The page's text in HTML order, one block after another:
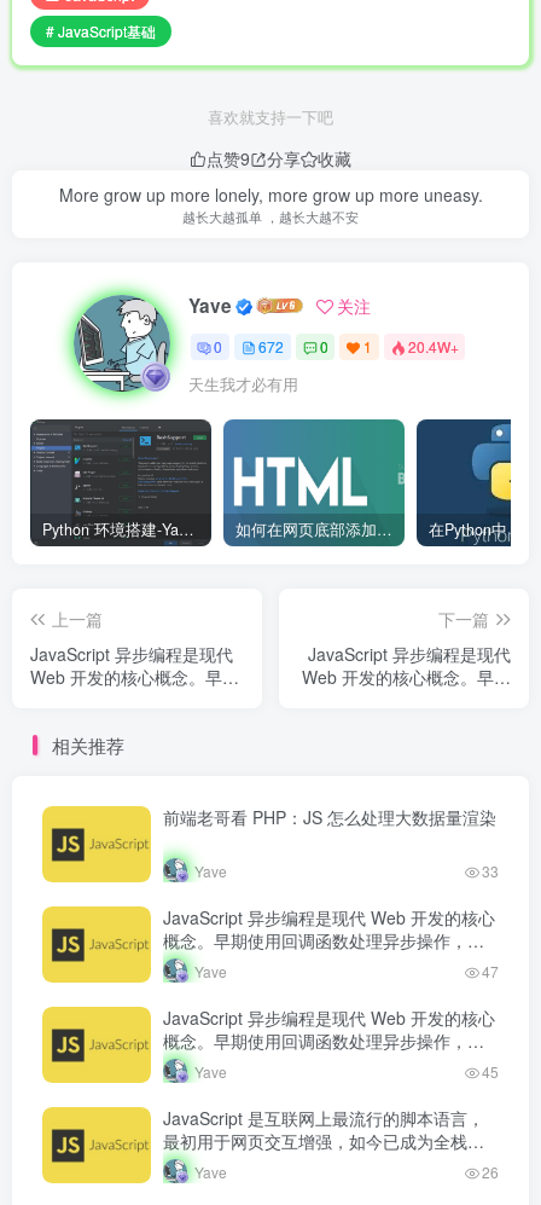
# JavaScript基础
喜欢就支持一下吧
点赞9 分享
收藏
More grow up more lonely, more grow up more uneasy.
越长大越孤单 ，越长大越不安
Yave 关注
0 672 0 1 20.4W+
天生我才必有用
Python 环境搭建-Yave520-专业开发者社区 如何在网页底部添加版权信息？
上一篇
JavaScript 异步编程是现代
Web 开发的核心概念。早期
Promise 的出现改善了异步
下一篇
JavaScript 异步编程是现代
Web 开发的核心概念。早期
相关推荐
前端老哥看 PHP：JS 怎么处理大数据量渲染
Yave 33
JavaScript 异步编程是现代 Web 开发的核心
概念。早期使用回调函数处理异步操作，但
容易产生回调地狱。Promise 的出现改善了
异步代码的可读…
Yave 47
JavaScript 异步编程是现代 Web 开发的核心
概念。早期使用回调函数处理异步操作，但
容易产生回调地狱。Promise 的出现改善了
异步代码的可读…
Yave 45
JavaScript 是互联网上最流行的脚本语言，
最初用于网页交互增强，如今已成为全栈开
发语言。从浏览器端的页面动态效果，到服
务端的 Node.js 运行…
Yave 26